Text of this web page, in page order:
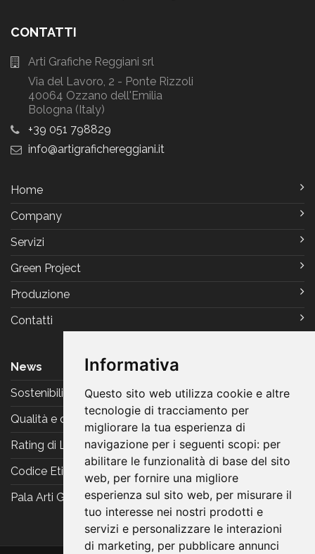
Informativa
Questo sito web utilizza cookie e altre
tecnologie di tracciamento per
migliorare la tua esperienza di
navigazione per i seguenti scopi: per
abilitare le funzionalità di base del sito
web, per fornire una migliore
esperienza sul sito web, per misurare il
tuo interesse nei nostri prodotti e
servizi e personalizzare le interazioni
di marketing, per pubblicare annunci
CONTATTI
Arti Grafiche Reggiani srl
Via del Lavoro, 2 - Ponte Rizzoli
40064 Ozzano dell'Emilia
Bologna (Italy)
+39 051 798829
info
artigrafichereggiani it
Home
Company
Servizi
Green Project
Produzione
Contatti
News
Sostenibilità
Qualità e certificazioni
Rating di Legalità
Codice Etico
Pala Arti Grafiche Reggiani